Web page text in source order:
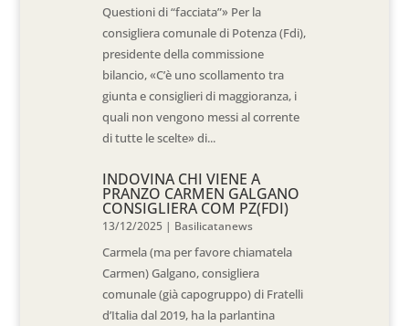
Questioni di “facciata”» Per la
consigliera comunale di Potenza (Fdi),
presidente della commissione
bilancio, «C’è uno scollamento tra
giunta e consiglieri di maggioranza, i
quali non vengono messi al corrente
di tutte le scelte» di...
INDOVINA CHI VIENE A
PRANZO CARMEN GALGANO
CONSIGLIERA COM PZ(FDI)
13/12/2025 | Basilicatanews
Carmela (ma per favore chiamatela
Carmen) Galgano, consigliera
comunale (già capogruppo) di Fratelli
d’Italia dal 2019, ha la parlantina